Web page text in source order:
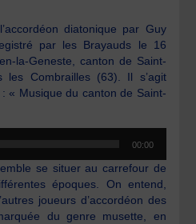
diatonique par Guy
par les Brayauds le 16
la-Geneste, canton de Saint-
les Combrailles (63). Il s’agit
« Musique du canton de Saint-
00:00
se situer au carrefour de
époques. On entend,
joueurs d’accordéon des
du genre musette, en